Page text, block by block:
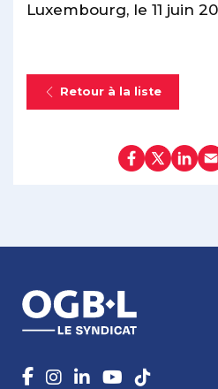
Luxembourg, le 11 juin
Retour à la liste